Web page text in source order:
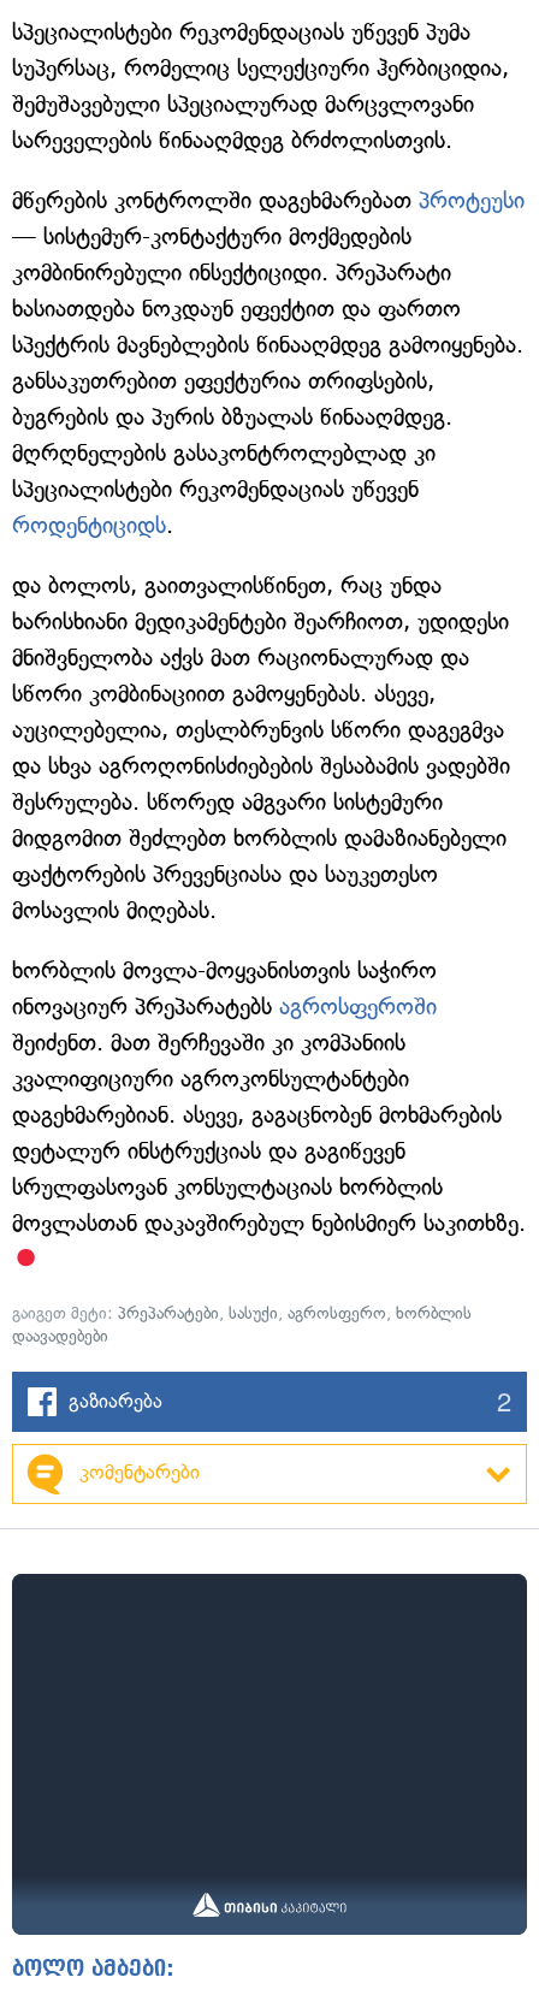
სპეციალისტები რეკომენდაციას უწევენ პუმა
სუპერსაც, რომელიც სელექციური ჰერბიციდია,
შემუშავებული სპეციალურად მარცვლოვანი
სარეველების წინააღმდეგ ბრძოლისთვის.
მწერების კონტროლში დაგეხმარებათ პროტეუსი
— სისტემურ-კონტაქტური მოქმედების
კომბინირებული ინსექტიციდი. პრეპარატი
ხასიათდება ნოკდაუნ ეფექტით და ფართო
სპექტრის მავნებლების წინააღმდეგ გამოიყენება.
განსაკუთრებით ეფექტურია თრიფსების,
ბუგრების და პურის ბზუალას წინააღმდეგ.
მღრღნელების გასაკონტროლებლად კი
სპეციალისტები რეკომენდაციას უწევენ
როდენტიციდს.
და ბოლოს, გაითვალისწინეთ, რაც უნდა
ხარისხიანი მედიკამენტები შეარჩიოთ, უდიდესი
მნიშვნელობა აქვს მათ რაციონალურად და
სწორი კომბინაციით გამოყენებას. ასევე,
აუცილებელია, თესლბრუნვის სწორი დაგეგმვა
და სხვა აგროღონისძიებების შესაბამის ვადებში
შესრულება. სწორედ ამგვარი სისტემური
მიდგომით შეძლებთ ხორბლის დამაზიანებელი
ფაქტორების პრევენციასა და საუკეთესო
მოსავლის მიღებას.
ხორბლის მოვლა-მოყვანისთვის საჭირო
ინოვაციურ პრეპარატებს აგროსფეროში
შეიძენთ. მათ შერჩევაში კი კომპანიის
კვალიფიციური აგროკონსულტანტები
დაგეხმარებიან. ასევე, გაგაცნობენ მოხმარების
დეტალურ ინსტრუქციას და გაგიწევენ
სრულფასოვან კონსულტაციას ხორბლის
მოვლასთან დაკავშირებულ ნებისმიერ საკითხზე.
გაიგეთ მეტი: პრეპარატები, სასუქი, აგროსფერო, ხორბლის
დაავადებები
გაზიარება 2
კომენტარები
ბოლო ამბები: